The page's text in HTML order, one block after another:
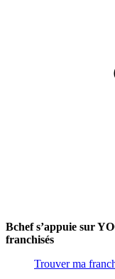
Bchef s’appuie sur
franchisés
Trouver ma